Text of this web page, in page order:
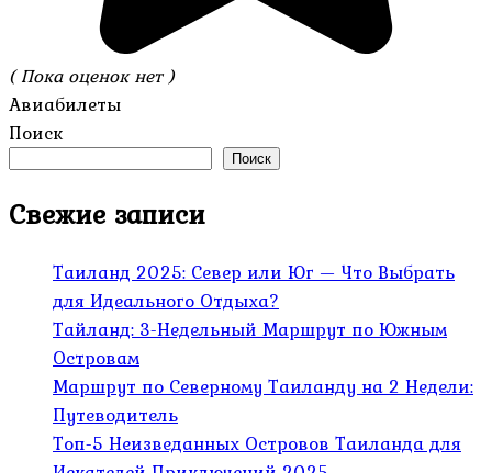
( Пока оценок нет )
Авиабилеты
Поиск
Поиск
Свежие записи
Таиланд 2025: Север или Юг — Что Выбрать
для Идеального Отдыха?
Тайланд: 3-Недельный Маршрут по Южным
Островам
Маршрут по Северному Таиланду на 2 Недели:
Путеводитель
Топ-5 Неизведанных Островов Таиланда для